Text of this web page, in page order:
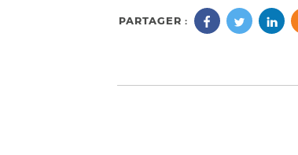
PARTAGER :